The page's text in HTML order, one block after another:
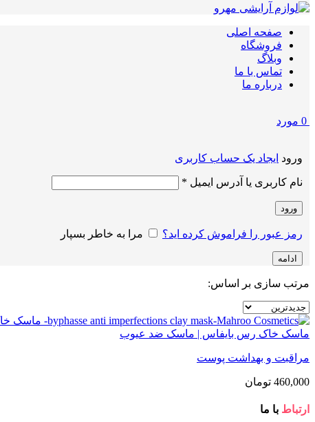
صفحه اصلی
فروشگاه
وبلاگ
تماس با ما
درباره ما
0 مورد
ورود ایجاد یک حساب کاربری
نام کاربری یا آدرس ایمیل *
ورود
رمز عبور را فراموش کرده اید؟ مرا به خاطر بسپار
ادامه
مرتب سازی بر اساس:
ماسک خاک رس بایفاس | ماسک ضد عیوب
مراقبت و بهداشت پوست
460,000 تومان
ارتباط با ما